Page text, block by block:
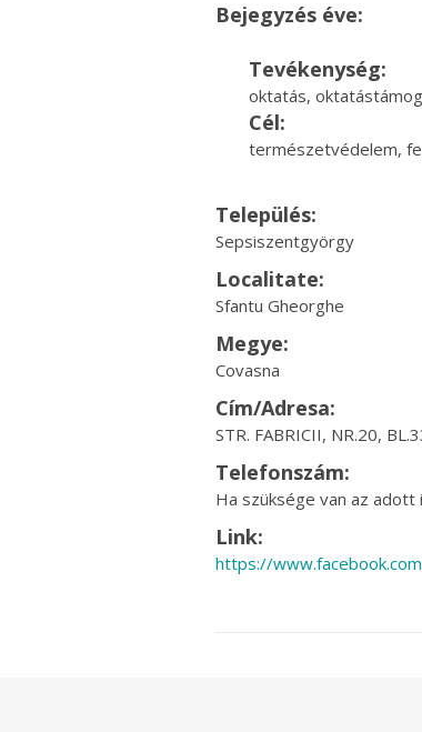
Bejegyzés éve:
Tevékenység:
oktatás,
Cél:
természetvédelem,
Település:
Sepsiszentgyörgy
Localitate:
Sfantu Gheorghe
Megye:
Covasna
Cím/Adresa:
STR. FABRICII, NR.20,
Telefonszám:
Ha szüksége van az adott
Link:
https://